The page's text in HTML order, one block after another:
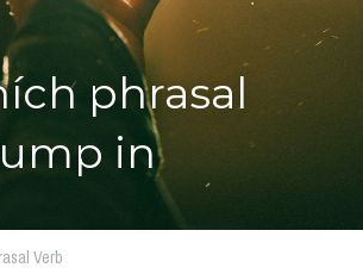
nghĩa
phrasal
in
Verb